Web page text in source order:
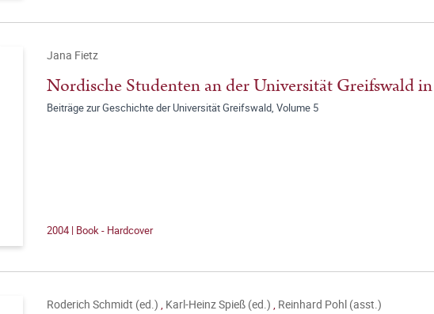
Jana Fietz
Nordische Studenten an der Universität Greifswald
Beiträge zur Geschichte der Universität Greifswald, Volume 5
2004 | Book - Hardcover
Roderich Schmidt (ed.) , Karl-Heinz Spieß (ed.) , Reinhard Pohl (asst.)